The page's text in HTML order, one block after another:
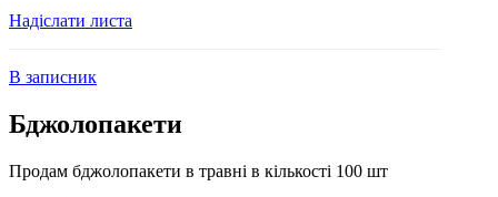
Надіслати листа
В записник
Бджолопакети
Продам бджолопакети в травнi в кількості 100 шт